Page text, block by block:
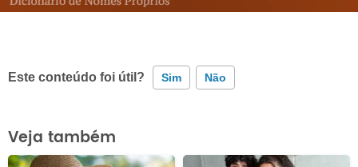
Este conteúdo foi útil? Sim Não
Este conteúdo contém informação incorreta
Este conteúdo não tem a informação que procuro
Veja também